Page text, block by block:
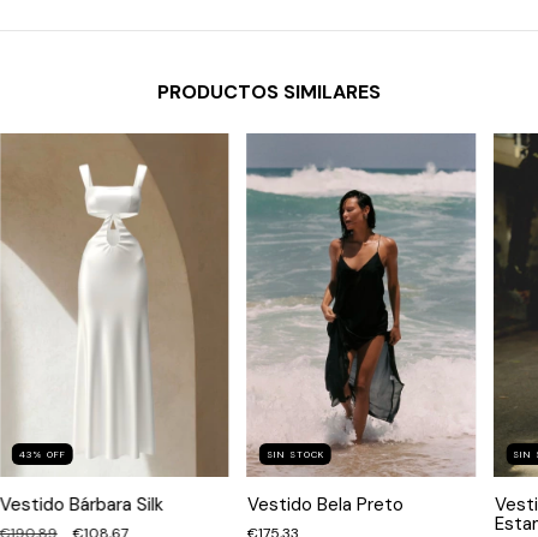
PRODUCTOS SIMILARES
43 % OFF
Vestido Bárbara Silk
SIN STOCK
Vestido Bela Preto
SIN